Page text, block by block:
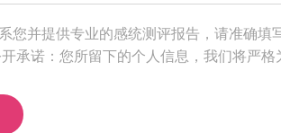
您并提供专业的感统测评报告，请准确填
承诺：您所留下的个人信息，我们将严格